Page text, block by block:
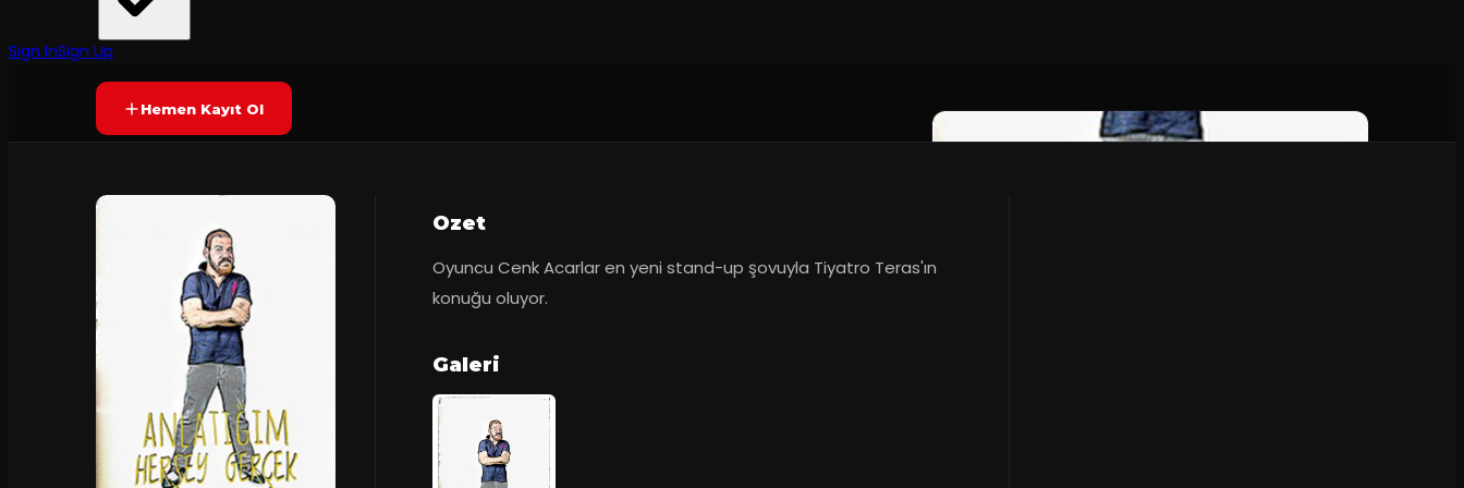
Sign InSign UpYAKINDA Yetersiz oy
Hemen Kayıt Ol
Ozet
Oyuncu Cenk Acarlar en yeni stand-up şovuyla Tiyatro Teras'ın
konuğu oluyor.
Galeri